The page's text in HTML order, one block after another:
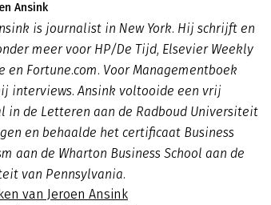
Ansink
is journalist in New York. Hij schrijft en
meer voor HP/De Tijd, Elsevier Weekly
en Fortune.com. Voor Managementboek
interviews. Ansink voltooide een vrij
in de Letteren aan de Radboud Universiteit
en behaalde het certificaat Business
aan de Wharton Business School aan de
van Pennsylvania.
van Jeroen Ansink